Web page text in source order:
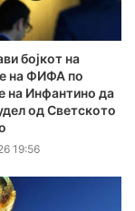
бојкот на
на ФИФА по
на Инфантино да
од Светското
19:56